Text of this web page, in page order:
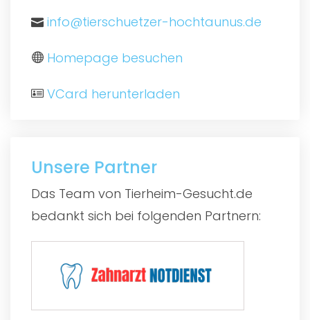
info@tierschuetzer-hochtaunus.de
Homepage besuchen
VCard herunterladen
Unsere Partner
Das Team von Tierheim-Gesucht.de
bedankt sich bei folgenden Partnern: